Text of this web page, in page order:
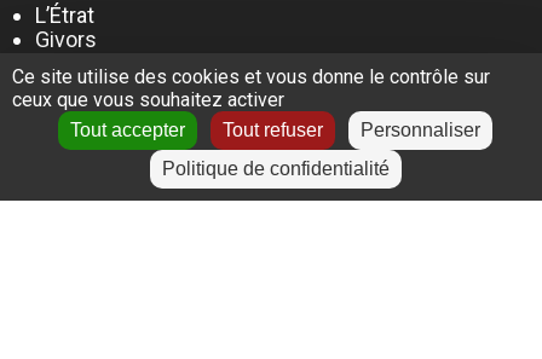
L’Étrat
Givors
Villeurbanne
Lyon
Le Puy-en-Velay
Ce site utilise des cookies et vous donne le contrôle sur
ceux que vous souhaitez activer
Tout accepter Tout refuser
Personnaliser
Politique de confidentialité